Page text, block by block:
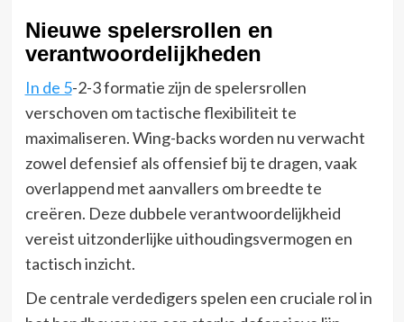
Nieuwe spelersrollen en
verantwoordelijkheden
In de 5-2-3 formatie zijn de spelersrollen
verschoven om tactische flexibiliteit te
maximaliseren. Wing-backs worden nu verwacht
zowel defensief als offensief bij te dragen, vaak
overlappend met aanvallers om breedte te
creëren. Deze dubbele verantwoordelijkheid
vereist uitzonderlijke uithoudingsvermogen en
tactisch inzicht.
De centrale verdedigers spelen een cruciale rol in